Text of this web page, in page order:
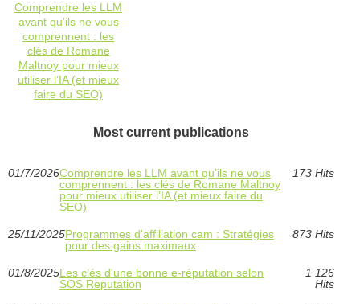
Comprendre les LLM
avant qu’ils ne vous
comprennent : les
clés de Romane
Maltnoy pour mieux
utiliser l’IA (et mieux
faire du SEO)
Most current publications
01/7/2026Comprendre les LLM avant qu’ils ne vous
comprennent : les clés de Romane Maltnoy
pour mieux utiliser l’IA (et mieux faire du
SEO)
173 Hits
25/11/2025Programmes d'affiliation cam : Stratégies
pour des gains maximaux
873 Hits
01/8/2025Les clés d'une bonne e-réputation selon
SOS Reputation
1 126
Hits